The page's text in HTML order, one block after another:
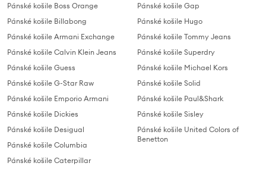
Pánské košile Boss Orange
Pánské košile Billabong
Pánské košile Armani Exchange
Pánské košile Calvin Klein Jeans
Pánské košile Guess
Pánské košile G-Star Raw
Pánské košile Emporio Armani
Pánské košile Dickies
Pánské košile Desigual
Pánské košile Columbia
Pánské košile Caterpillar
Pánské košile Gap
Pánské košile Hugo
Pánské košile Tommy Jeans
Pánské košile Superdry
Pánské košile Michael Kors
Pánské košile Solid
Pánské košile Paul&Shark
Pánské košile Sisley
Pánské košile United Colors of
Benetton